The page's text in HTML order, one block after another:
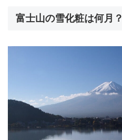
富士山の雪化粧は何月？